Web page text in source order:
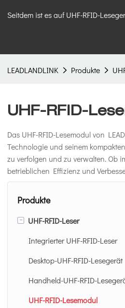
Seitdem ist es auf UHF-RFID-
LEADLANDLINK Produkte
UHF-RFID-
Das UHF-RFID-Lesemodul von
Technologie und seinem
zu verfolgen und zu verwalten. Ob
betrieblichen Effizienz und
Produkte
-
UHF-RFID-Leser
Integrierter UHF-RFID-Leser
Desktop-UHF-RFID-Lesegerät
Handheld-UHF-RFID-
UHF-RFID-Lesemodul